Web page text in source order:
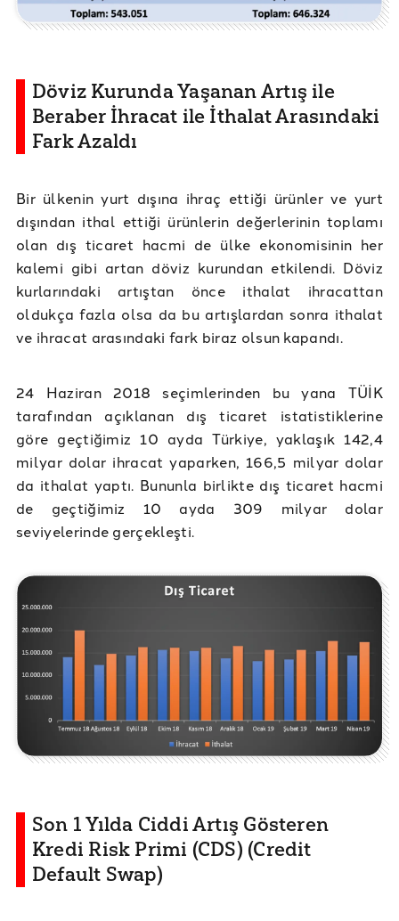
Döviz Kurunda Yaşanan Artış ile
Beraber İhracat ile İthalat Arasındaki
Fark Azaldı
Bir ülkenin yurt dışına ihraç ettiği ürünler ve yurt
dışından ithal ettiği ürünlerin değerlerinin toplamı
olan dış ticaret hacmi de ülke ekonomisinin her
kalemi gibi artan döviz kurundan etkilendi. Döviz
kurlarındaki artıştan önce ithalat ihracattan
oldukça fazla olsa da bu artışlardan sonra ithalat
ve ihracat arasındaki fark biraz olsun kapandı.
24 Haziran 2018 seçimlerinden bu yana TÜİK
tarafından açıklanan dış ticaret istatistiklerine
göre geçtiğimiz 10 ayda Türkiye, yaklaşık 142,4
milyar dolar ihracat yaparken, 166,5 milyar dolar
da ithalat yaptı. Bununla birlikte dış ticaret hacmi
de geçtiğimiz 10 ayda 309 milyar dolar
seviyelerinde gerçekleşti.
Son 1 Yılda Ciddi Artış Gösteren
Kredi Risk Primi (CDS) (Credit
Default Swap)